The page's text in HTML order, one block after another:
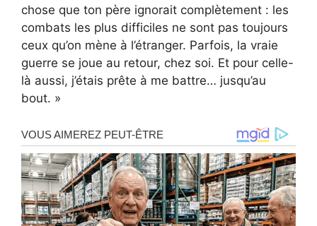
chose que ton père ignorait complètement : les
combats les plus difficiles ne sont pas toujours
ceux qu’on mène à l’étranger. Parfois, la vraie
guerre se joue au retour, chez soi. Et pour celle-
là aussi, j’étais prête à me battre… jusqu’au
bout. »